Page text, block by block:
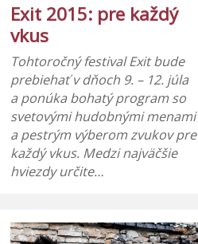
Exit 2015: pre každý
vkus
Tohtoročný festival Exit bude
prebiehať v dňoch 9. – 12. júla
a ponúka bohatý program so
svetovými hudobnými menami
a pestrým výberom zvukov pre
každý vkus. Medzi najväčšie
hviezdy určite…